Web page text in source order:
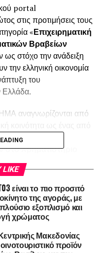
portal
στις προτιμήσεις τους
«Επιχειρηματική
Βραβείων
ως στόχο την ανάδειξη
την ελληνική οικονομία
του
Ελλάδα.
αναγνωρίζονται από
της
Χρηματιστήριο
των
τους, οι επενδύσεις,
αποτελέσματα και η
αγορά
ομιλίες
LIKE
είναι το πιο προσιτό
της αγοράς, με
εξοπλισμό και
χρώματος
Μακεδονίας
προϊόν